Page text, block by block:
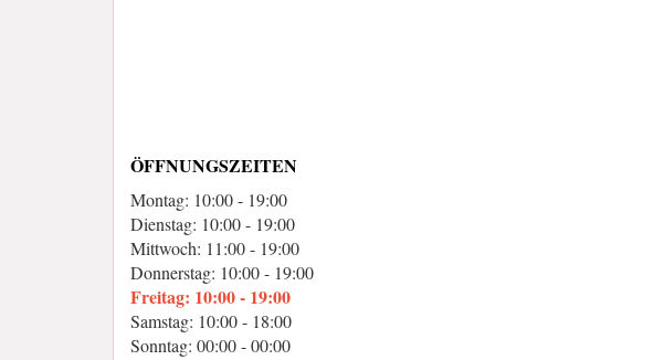
ÖFFNUNGSZEITEN
Montag: 10:00 - 19:00
Dienstag: 10:00 - 19:00
Mittwoch: 11:00 - 19:00
Donnerstag: 10:00 - 19:00
Freitag: 10:00 - 19:00
Samstag: 10:00 - 18:00
Sonntag: 00:00 - 00:00